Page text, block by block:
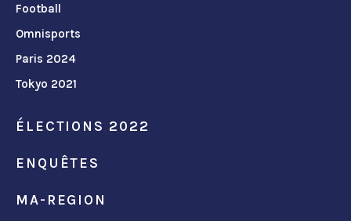
Football
Omnisports
Paris 2024
Tokyo 2021
ÉLECTIONS 2022
ENQUÊTES
MA-REGION